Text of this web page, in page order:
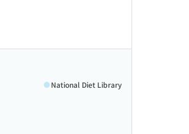
National Diet Library